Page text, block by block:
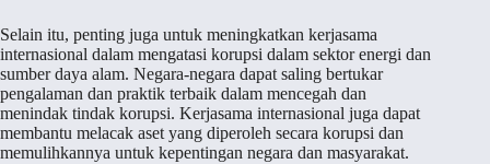
Selain itu, penting juga untuk meningkatkan kerjasama
internasional dalam mengatasi korupsi dalam sektor energi dan
sumber daya alam. Negara-negara dapat saling bertukar
pengalaman dan praktik terbaik dalam mencegah dan
menindak tindak korupsi. Kerjasama internasional juga dapat
membantu melacak aset yang diperoleh secara korupsi dan
memulihkannya untuk kepentingan negara dan masyarakat.